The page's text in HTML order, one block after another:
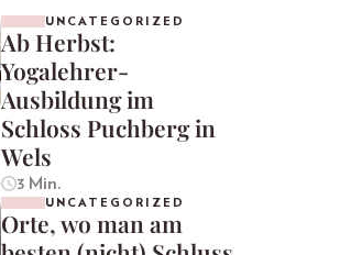
UNCATEGORIZED
Ab Herbst:
Yogalehrer-
Ausbildung im
Schloss Puchberg in
Wels
3 Min.
UNCATEGORIZED
Orte, wo man am